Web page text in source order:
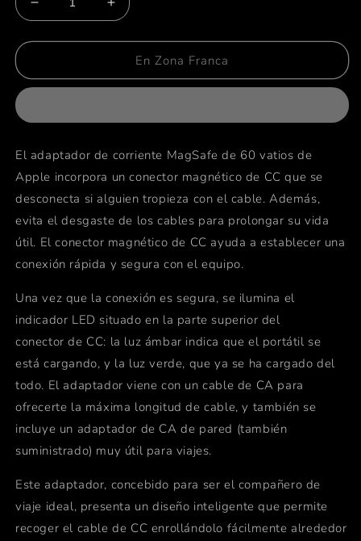
Reducir
cantidad
para
de
de
de
Apple
(para
MacBook
y
MacBook
Pro
13
pulgadas)
Aumentar
cantidad
para
Adaptador
de
de
de
Apple
(para
MacBook
y
MacBook
Pro
13
pulgadas)
En Zona Franca
El adaptador de corriente MagSafe de 60 vatios de
Apple incorpora un conector magnético de CC que se
desconecta si alguien tropieza con el cable. Además,
evita el desgaste de los cables para prolongar su vida
útil. El conector magnético de CC ayuda a establecer una
conexión rápida y segura con el equipo.
Una vez que la conexión es segura, se ilumina el
indicador LED situado en la parte superior del
conector de CC: la luz ámbar indica que el portátil se
está cargando, y la luz verde, que ya se ha cargado del
todo. El adaptador viene con un cable de CA para
ofrecerte la máxima longitud de cable, y también se
incluye un adaptador de CA de pared (también
suministrado) muy útil para viajes.
Este adaptador, concebido para ser el compañero de
viaje ideal, presenta un diseño inteligente que permite
recoger el cable de CC enrollándolo fácilmente alrededor